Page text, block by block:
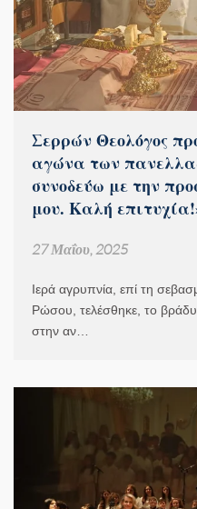
Σερρών Θεολόγος
αγώνα των
συνοδεύω με την
μου. Καλή
27 Μαΐου, 2025
Ιερά αγρυπνία, επί τη
Ρώσου, τελέσθηκε, το
στην αν…